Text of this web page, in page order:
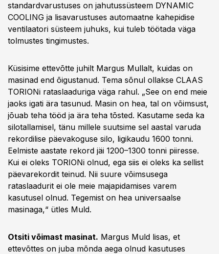
standardvarustuses on jahutussüsteem DYNAMIC
COOLING ja lisavarustuses automaatne kahepidise
ventilaatori süsteem juhuks, kui tuleb töötada väga
tolmustes tingimustes.
Küsisime ettevõtte juhilt Margus Mullalt, kuidas on
masinad end õigustanud. Tema sõnul ollakse CLAAS
TORIONi rataslaaduriga väga rahul. „See on end meie
jaoks igati ära tasunud. Masin on hea, tal on võimsust,
jõuab teha tööd ja ära teha tõsted. Kasutame seda ka
silotallamisel, tänu millele suutsime sel aastal varuda
rekordilise päevakoguse silo, ligikaudu 1600 tonni.
Eelmiste aastate rekord jäi 1200–1300 tonni piiresse.
Kui ei oleks TORIONi olnud, ega siis ei oleks ka sellist
päevarekordit teinud. Nii suure võimsusega
rataslaadurit ei ole meie majapidamises varem
kasutusel olnud. Tegemist on hea universaalse
masinaga,“ ütles Muld.
Otsiti võimast masinat. Margus Muld lisas, et
ettevõttes on juba mõnda aega olnud kasutuses